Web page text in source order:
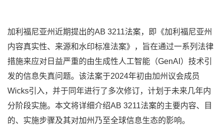
加利福尼亚州近期提出的AB 3211法案，即《加利福尼亚州
内容真实性、来源和水印标准法案》，旨在通过一系列法律
措施来应对日益严重的由生成性人工智能（GenAI）技术引
发的信息失真问题。该法案于2024年初由加州议会成员
Wicks引入，并于同年进行了多次修订，计划于未来几年内
分阶段实施。本文将详细介绍AB 3211法案的主要内容、目
的、实施步骤及其对加州乃至全球信息生态的影响。